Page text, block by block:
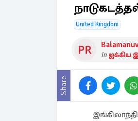
United Kingdom
in ஐக்கிய
Share